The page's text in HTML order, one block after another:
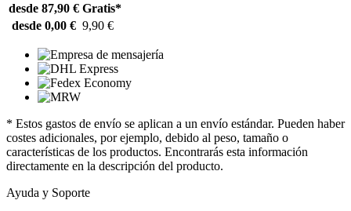
desde 87,90 € Gratis*
desde 0,00 € 9,90 €
* Estos gastos de envío se aplican a un envío estándar. Pueden haber
costes adicionales, por ejemplo, debido al peso, tamaño o
características de los productos. Encontrarás esta información
directamente en la descripción del producto.
Ayuda y Soporte